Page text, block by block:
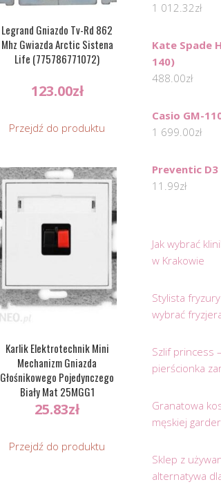
Legrand Gniazdo Tv-Rd 862
Mhz Gwiazda Arctic Sistena
Life (775786771072)
123.00zł
Przejdź do produktu
Karlik Elektrotechnik Mini
Mechanizm Gniazda
Głośnikowego Pojedynczego
Biały Mat 25MGG1
25.83zł
Przejdź do produktu
1 012.32zł
Kate Spade
140)
488.00zł
Casio GM-
1 699.00zł
Preventic D3
11.99zł
Jak wybrać
w Krakowie
Stylista
wybrać
Szlif princess
pierścionka
Granatowa
męskiej
Sklep z
alternatywa